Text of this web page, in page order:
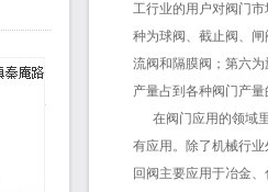
工行业的用户对阀门
种为球阀、截止阀、
流阀和隔膜阀；第六
产量占到各种阀门产量
在阀门应用的领域里
有应用。除了机械行
回阀主要应用于冶金